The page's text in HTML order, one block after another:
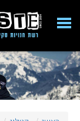
Fashion 2018
מי אנחנו